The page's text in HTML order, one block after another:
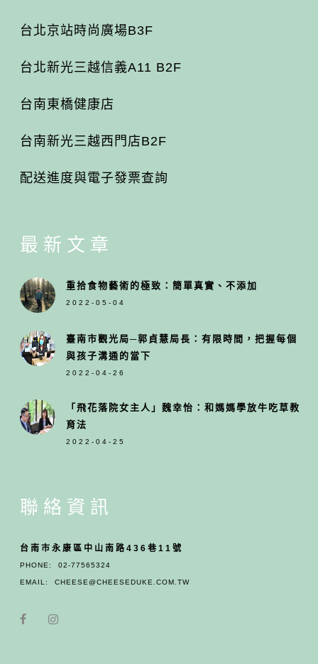
台北京站時尚廣場B3F
台北新光三越信義A11 B2F
台南東橋健康店
台南新光三越西門店B2F
配送進度與電子發票查詢
最新文章
重拾食物藝術的極致：簡單真實、不添加
2022-05-04
臺南市觀光局─郭貞慧局長：有限時間，把握每個
與孩子溝通的當下
2022-04-26
「飛花落院女主人」魏幸怡：和媽媽學放牛吃草教
育法
2022-04-25
聯絡資訊
台南市永康區中山南路436巷11號
PHONE: 02-77565324
EMAIL: CHEESE@CHEESEDUKE.COM.TW